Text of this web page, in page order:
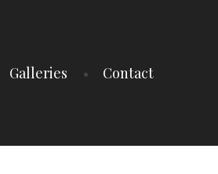
Galleries Contact